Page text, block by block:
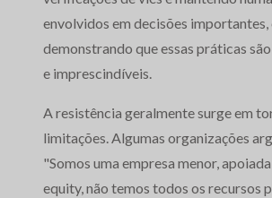
envolvidos em decisões importantes,
demonstrando que essas práticas
e imprescindíveis.
A resistência geralmente surge em
limitações. Algumas organizações
"Somos uma empresa menor,
equity, não temos todos os recursos